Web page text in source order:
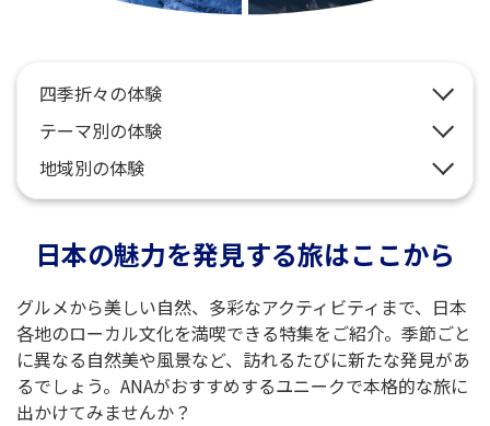
四季折々の体験
テーマ別の体験
地域別の体験
日本の魅力を発見する旅はここから
グルメから美しい自然、多彩なアクティビティまで、日本
各地のローカル文化を満喫できる特集をご紹介。季節ごと
に異なる自然美や風景など、訪れるたびに新たな発見があ
るでしょう。ANAがおすすめするユニークで本格的な旅に
出かけてみませんか？